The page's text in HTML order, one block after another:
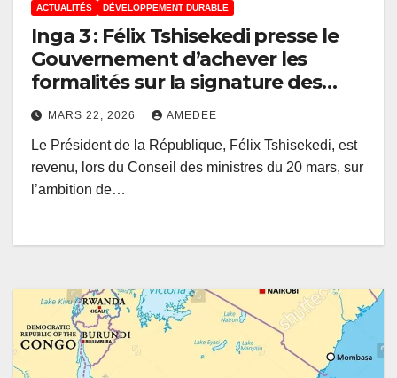
ACTUALITÉS DÉVELOPPEMENT DURABLE
Inga 3 : Félix Tshisekedi presse le
Gouvernement d’achever les
formalités sur la signature des
protocoles afin d’accélérer le
décaissement des fonds par la
Banque mondiale
MARS 22, 2026 AMEDEE
Le Président de la République, Félix Tshisekedi, est
revenu, lors du Conseil des ministres du 20 mars, sur
l’ambition de…